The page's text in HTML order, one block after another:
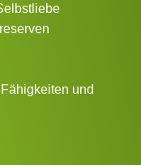
und